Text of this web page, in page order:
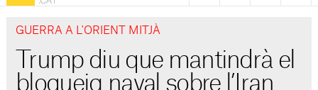
GUERRA A L'ORIENT MITJÀ
Trump diu que mantindrà el
bloqueig naval sobre l’Iran